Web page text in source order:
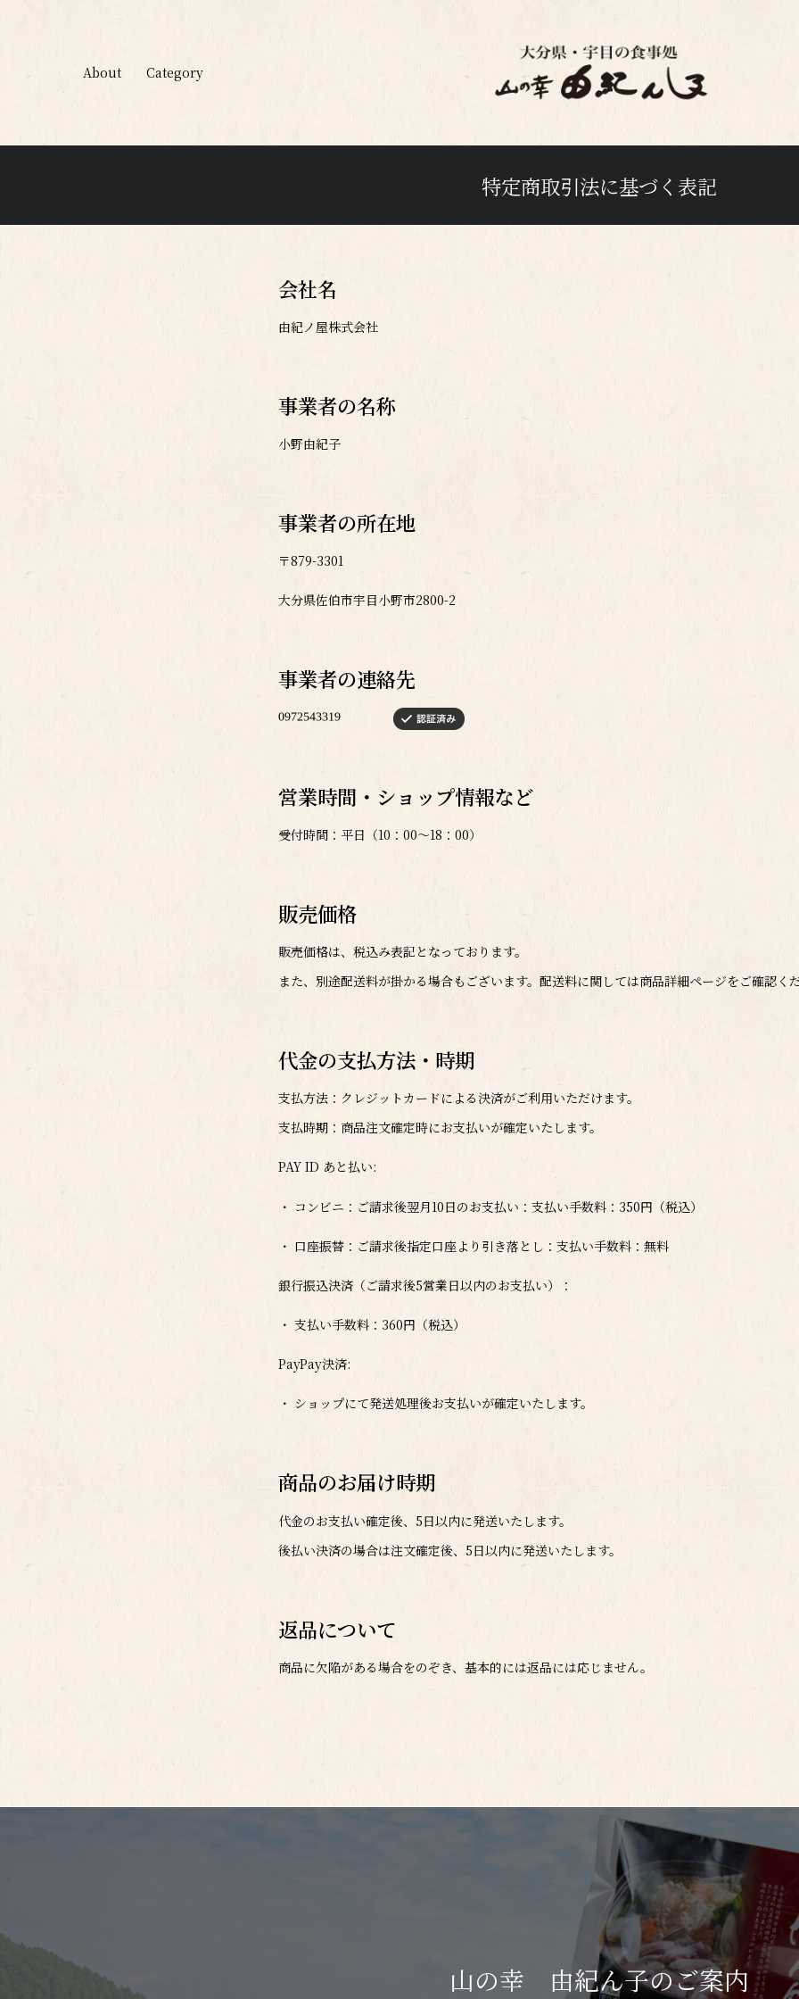
About Category
特定商取引法に基づく表記
会社名
由紀ノ屋株式会社
事業者の名称
小野由紀子
事業者の所在地
〒879-3301
大分県佐伯市宇目小野市2800-2
事業者の連絡先
営業時間・ショップ情報など
受付時間：平日（10：00〜18：00）
販売価格
販売価格は、税込み表記となっております。
また、別途配送料が掛かる場合もございます。配送料に関しては商品詳細ページをご確認く
代金の支払方法・時期
支払方法：クレジットカードによる決済がご利用いただけます。
支払時期：商品注文確定時にお支払いが確定いたします。
PAY ID あと払い:
・ コンビニ：ご請求後翌月10日のお支払い：支払い手数料：350円（税込）
・ 口座振替：ご請求後指定口座より引き落とし：支払い手数料：無料
銀行振込決済（ご請求後5営業日以内のお支払い）：
・ 支払い手数料：360円（税込）
PayPay決済:
・ ショップにて発送処理後お支払いが確定いたします。
商品のお届け時期
代金のお支払い確定後、5日以内に発送いたします。
後払い決済の場合は注文確定後、5日以内に発送いたします。
返品について
商品に欠陥がある場合をのぞき、基本的には返品には応じません。
山の幸 由紀ん子のご案内